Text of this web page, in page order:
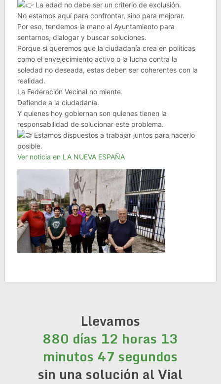
La edad no debe ser un criterio de exclusión.
No estamos aquí para confrontar, sino para mejorar.
Por eso, tendemos la mano al Ayuntamiento para
sentarnos, dialogar y buscar soluciones.
Porque si queremos que la ciudadanía crea en políticas
como el envejecimiento activo o la lucha contra la
soledad no deseada, estas deben ser coherentes con la
realidad.
La Federación Vecinal no miente.
Defiende a la ciudadanía.
Y quienes hoy gobiernan son quienes tienen la
responsabilidad de solucionar este problema.
Estamos dispuestos a trabajar juntos para hacerlo
posible.
Ver noticia en LA NUEVA ESPAÑA
Llevamos
880 días 12 horas 13
minutos 48 segundos
sin una solución al Vial